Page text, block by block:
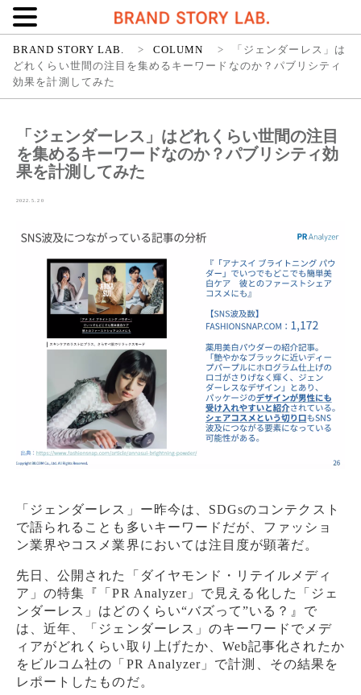
BRAND STORY LAB. > COLUMN >
「ジェンダーレス」は
どれくらい世間の注目を集めるキーワードなのか？パブリシティ
効果を計測してみた
「ジェンダーレス」はどれくらい世間の注目
を集めるキーワードなのか？パブリシティ効
果を計測してみた
2022.5.20
「ジェンダーレス」ー昨今は、SDGsのコンテクスト
で語られることも多いキーワードだが、ファッショ
ン業界やコスメ業界においては注目度が顕著だ。
先日、公開された「ダイヤモンド・リテイルメディ
ア」の特集『「PR Analyzer」で見える化した「ジェ
ンダーレス」はどのくらい“バズって”いる？』で
は、近年、「ジェンダーレス」のキーワードでメデ
ィアがどれくらい取り上げたか、Web記事化されたか
をビルコム社の「PR Analyzer」で計測、その結果を
レポートしたものだ。